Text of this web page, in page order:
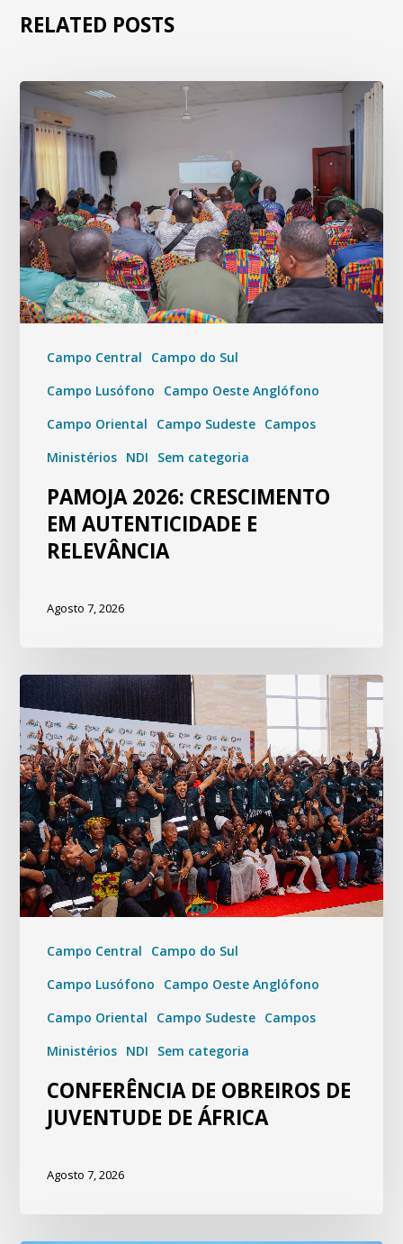
RELATED POSTS
Campo Central
Campo do Sul
Campo Lusófono
Campo Oeste Anglófono
Campo Oriental
Campo Sudeste Campos
Ministérios NDI Sem categoria
PAMOJA 2026: CRESCIMENTO
EM AUTENTICIDADE E
RELEVÂNCIA
Agosto 7, 2026
Campo Central
Campo do Sul
Campo Lusófono
Campo Oeste Anglófono
Campo Oriental
Campo Sudeste Campos
Ministérios NDI Sem categoria
CONFERÊNCIA DE OBREIROS DE
JUVENTUDE DE ÁFRICA
Agosto 7, 2026